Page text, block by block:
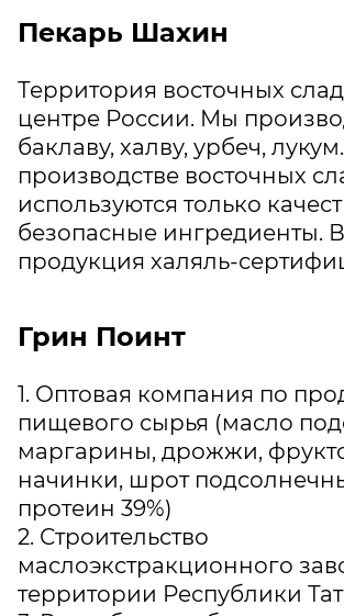
Пекарь Шахин
Территория восточных
центре России. Мы
баклаву, халву, урбеч,
производстве восточных
используются только
безопасные ингредиенты.
продукция халяль-
Грин Поинт
1. Оптовая компания по
пищевого сырья (масло
маргарины, дрожжи,
начинки, шрот
протеин 39%)
2. Строительство
маслоэкстракционного
территории Республики